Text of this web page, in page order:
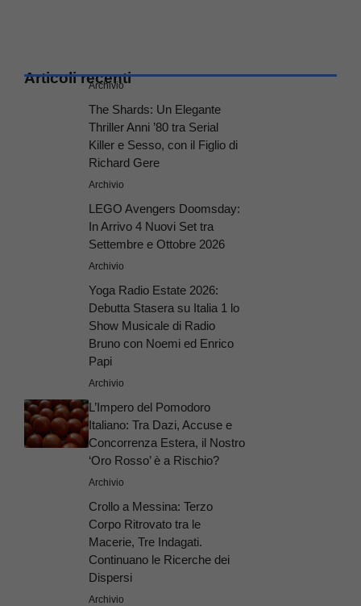
Articoli recenti
Archivio
The Shards: Un Elegante
Thriller Anni ’80 tra Serial
Killer e Sesso, con il Figlio di
Richard Gere
Archivio
LEGO Avengers Doomsday:
In Arrivo 4 Nuovi Set tra
Settembre e Ottobre 2026
Archivio
Yoga Radio Estate 2026:
Debutta Stasera su Italia 1 lo
Show Musicale di Radio
Bruno con Noemi ed Enrico
Papi
Archivio
L’Impero del Pomodoro
Italiano: Tra Dazi, Accuse e
Concorrenza Estera, il Nostro
‘Oro Rosso’ è a Rischio?
Archivio
Crollo a Messina: Terzo
Corpo Ritrovato tra le
Macerie, Tre Indagati.
Continuano le Ricerche dei
Dispersi
Archivio